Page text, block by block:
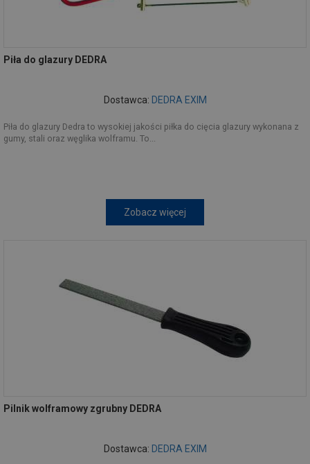
Piła do glazury DEDRA
Dostawca: DEDRA EXIM
Piła do glazury Dedra to wysokiej jakości piłka do cięcia glazury wykonana z
gumy, stali oraz węglika wolframu. To...
Zobacz więcej
Pilnik wolframowy zgrubny DEDRA
Dostawca: DEDRA EXIM